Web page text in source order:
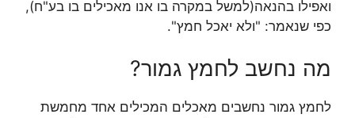
ואפילו בהנאה(למשל במקרה בו אנו מאכילים בו בע"ח),
כפי שנאמר: "ולא יאכל חמץ".
מה נחשב לחמץ גמור?
לחמץ גמור נחשבים מאכלים המכילים אחד מחמשת